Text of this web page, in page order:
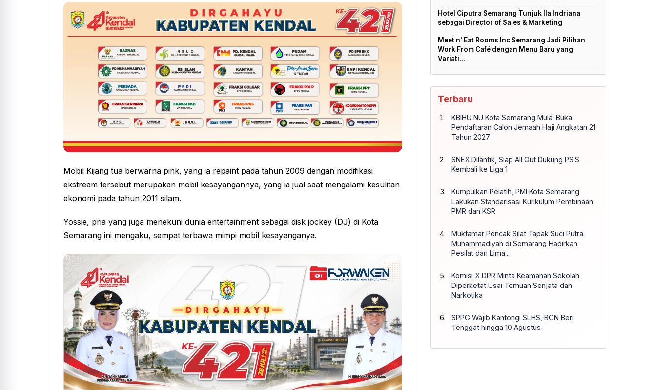
Mobil Kijang tua berwarna pink, yang ia repaint pada tahun 2009 dengan modifikasi
ekstream tersebut merupakan mobil kesayangannya, yang ia jual saat mengalami kesulitan
ekonomi pada tahun 2011 silam.
Yossie, pria yang juga menekuni dunia entertainment sebagai disk jockey (DJ) di Kota
Semarang ini mengaku, sempat terbawa mimpi mobil kesayanganya.
Hotel Ciputra Semarang Tunjuk Ila Indriana
sebagai Director of Sales & Marketing
Meet n' Eat Rooms Inc Semarang Jadi Pilihan
Work From Café dengan Menu Baru yang
Variati...
Terbaru
KBIHU NU Kota Semarang Mulai Buka
Pendaftaran Calon Jemaah Haji Angkatan 21
Tahun 2027
SNEX Dilantik, Siap All Out Dukung PSIS
Kembali ke Liga 1
Kumpulkan Pelatih, PMI Kota Semarang
Lakukan Standarisasi Kurikulum Pembinaan
PMR dan KSR
Muktamar Pencak Silat Tapak Suci Putra
Muhammadiyah di Semarang Hadirkan
Pesilat dari Lima...
Komisi X DPR Minta Keamanan Sekolah
Diperketat Usai Temuan Senjata dan
Narkotika
SPPG Wajib Kantongi SLHS, BGN Beri
Tenggat hingga 10 Agustus